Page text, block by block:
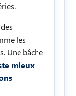
les
Une bâche
mieux